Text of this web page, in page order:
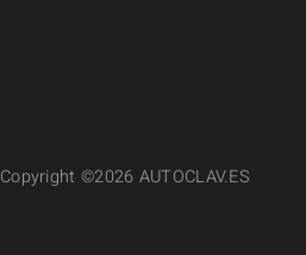
Copyright ©2026 AUTOCLAV.ES